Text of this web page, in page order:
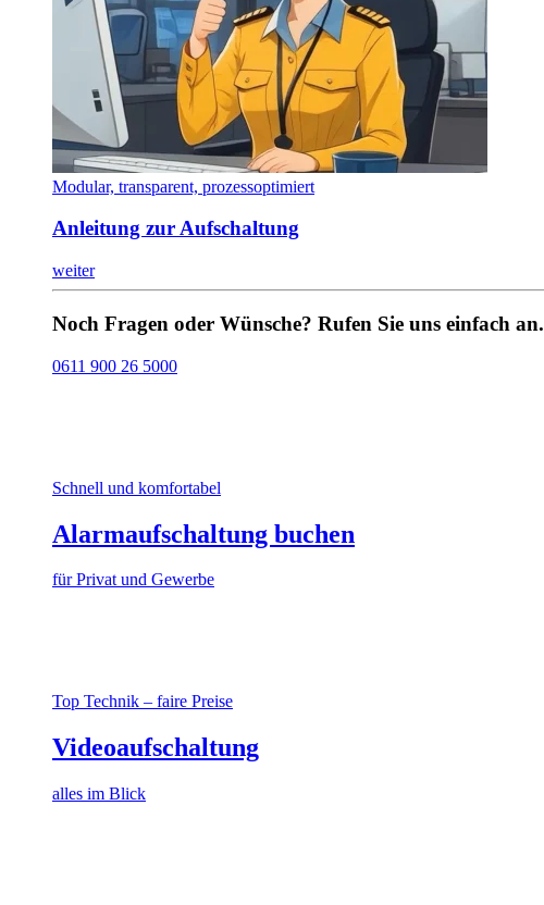
Modular, transparent, prozessoptimiert
Anleitung zur Aufschaltung
weiter
Noch Fragen oder Wünsche? Rufen Sie uns einfach an.
0611 900 26 5000
Schnell und komfortabel
Alarmaufschaltung buchen
für Privat und Gewerbe
Top Technik – faire Preise
Videoaufschaltung
alles im Blick